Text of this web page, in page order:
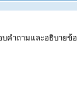
ถามและอธิบายข้